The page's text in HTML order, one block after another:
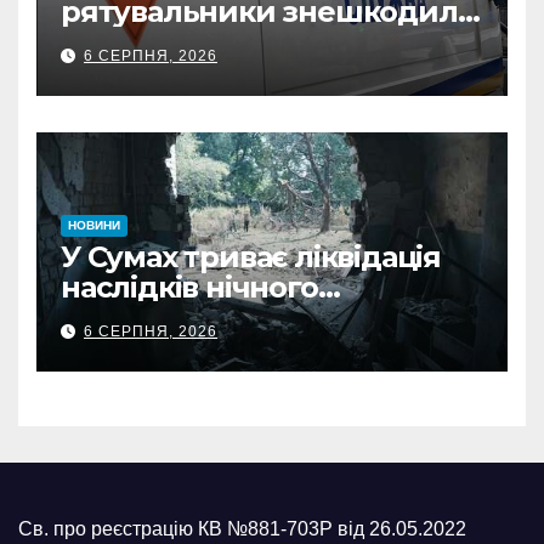
рятувальники знешкодили
500-кілограмову авіабомбу
росіян
6 СЕРПНЯ, 2026
НОВИНИ
У Сумах триває ліквідація
наслідків нічного
масованого удару КАБами
6 СЕРПНЯ, 2026
Св. про реєстрацію КВ №881-703Р від 26.05.2022